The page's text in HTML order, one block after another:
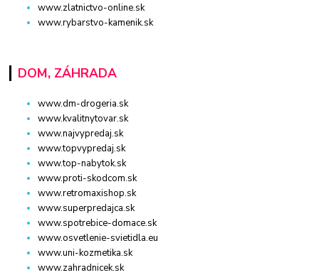
www.zlatnictvo-online.sk
www.rybarstvo-kamenik.sk
DOM, ZÁHRADA
www.dm-drogeria.sk
www.kvalitnytovar.sk
www.najvypredaj.sk
www.topvypredaj.sk
www.top-nabytok.sk
www.proti-skodcom.sk
www.retromaxishop.sk
www.superpredajca.sk
www.spotrebice-domace.sk
www.osvetlenie-svietidla.eu
www.uni-kozmetika.sk
www.zahradnicek.sk